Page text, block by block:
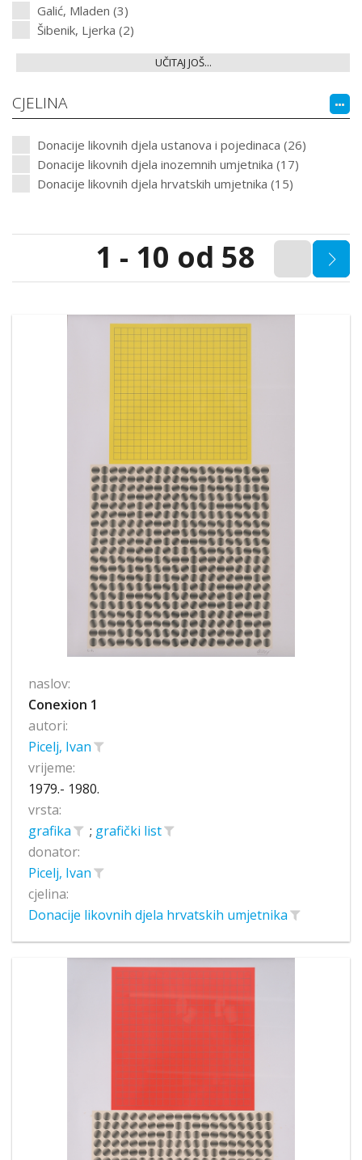
Galić, Mladen (3)
Šibenik, Ljerka (2)
UČITAJ JOŠ...
CJELINA
Donacije likovnih djela ustanova i pojedinaca (26)
Donacije likovnih djela inozemnih umjetnika (17)
Donacije likovnih djela hrvatskih umjetnika (15)
1 - 10 od 58
naslov:
Conexion 1
autori:
Picelj, Ivan
vrijeme:
1979.- 1980.
vrsta:
grafika
; grafički list
donator:
Picelj, Ivan
cjelina:
Donacije likovnih djela hrvatskih umjetnika